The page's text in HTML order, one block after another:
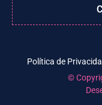
Política de
©